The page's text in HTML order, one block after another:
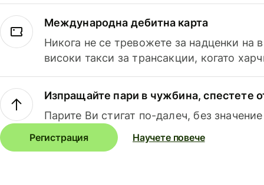
Международна дебитна карта
Никога не се тревожете за надценки на
високи такси за трансакции, когато
Изпращайте пари в чужбина, спестете
Парите Ви стигат по-далеч, без
Регистрация Научете повече